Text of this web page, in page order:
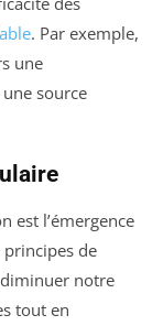
. Par exemple,
une
source
est l’émergence
principes de
notre
tout en